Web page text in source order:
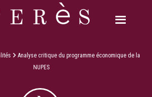
Analyse critique du programme économique de la
NUPES